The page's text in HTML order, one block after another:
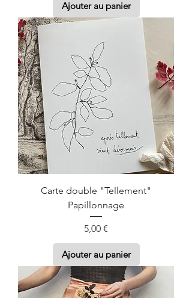
Ajouter au panier
Carte double "Tellement"
Papillonnage
Prix
5,00 €
Ajouter au panier